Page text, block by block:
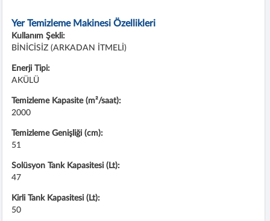
Yer Temizleme Makinesi Özellikleri
Kullanım Şekli:
BİNİCİSİZ (ARKADAN İTMELİ)
Enerji Tipi:
AKÜLÜ
Temizleme Kapasite (m²/saat):
2000
Temizleme Genişliği (cm):
51
Solüsyon Tank Kapasitesi (Lt):
47
Kirli Tank Kapasitesi (Lt):
50